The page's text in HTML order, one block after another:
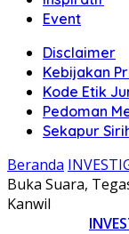
Event
Disclaimer
Kebijakan
Kode Etik
Pedoman
Sekapur
Beranda
Buka Suara,
Kanwil